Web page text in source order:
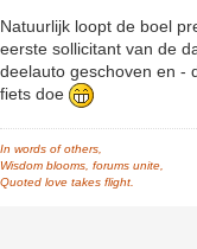
Natuurlijk loopt de boel
eerste sollicitant van de
deelauto geschoven en -
fiets doe
In words of others,
Wisdom blooms, forums unite,
Quoted love takes flight.